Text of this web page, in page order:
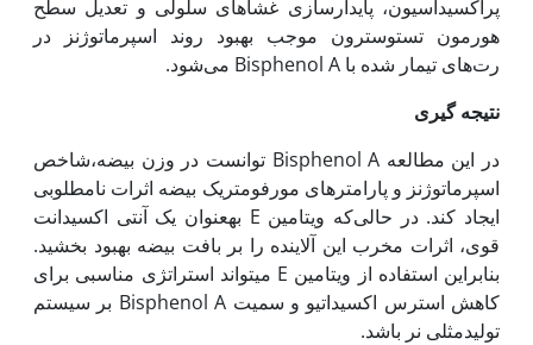
پراکسیداسیون، پایدارسازی غشاهای سلولی و تعدیل سطح
هورمون تستوسترون موجب بهبود روند اسپرماتوژنز در
رت‌های تیمار شده با Bisphenol A می‌شود.
نتیجه گیری
در این مطالعه Bisphenol A توانست در وزن بیضه،شاخص
اسپرماتوژنز و پارامترهای مورفومتریک بیضه اثرات نامطلوبی
ایجاد کند. در حالی‌که ویتامین E به‏عنوان یک آنتی اکسیدانت
قوی، اثرات مخرب این آلاینده را بر بافت بیضه بهبود بخشید.
بنابراین استفاده از ویتامین E می­تواند استراتژی مناسبی برای
کاهش استرس اکسیداتیو و سمیت Bisphenol A بر سیستم
تولید‌مثلی نر باشد.